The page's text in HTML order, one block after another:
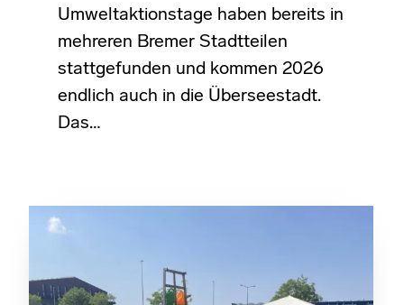
Umweltaktionstage haben bereits in
mehreren Bremer Stadtteilen
stattgefunden und kommen 2026
endlich auch in die Überseestadt.
Das…